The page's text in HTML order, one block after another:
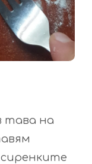
тава на